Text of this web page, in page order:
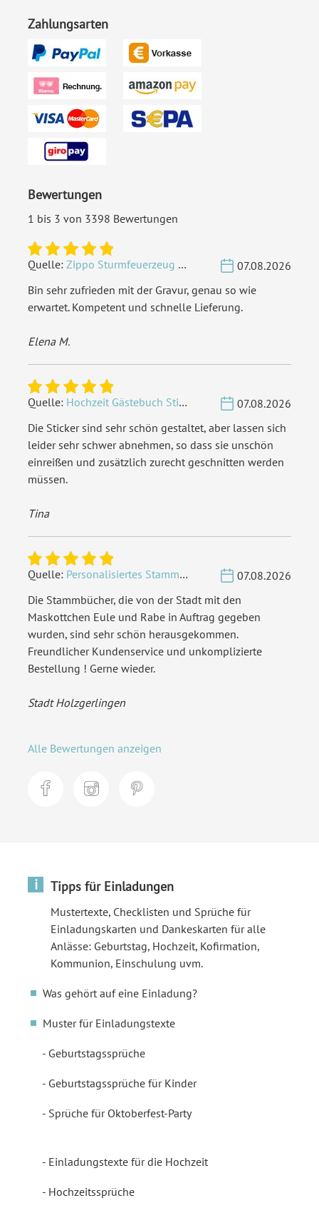
Zahlungsarten
Bewertungen
1 bis 3 von 3398 Bewertungen
Quelle: Zippo Sturmfeuerzeug Chrom - Verzierte Initialen
07.08.2026
Bin sehr zufrieden mit der Gravur, genau so wie
erwartet. Kompetent und schnelle Lieferung.
Elena M.
Quelle: Hochzeit Gästebuch Sticker 40 Fragen - Weiß
07.08.2026
Die Sticker sind sehr schön gestaltet, aber lassen sich
leider sehr schwer abnehmen, so dass sie unschön
einreißen und zusätzlich zurecht geschnitten werden
müssen.
Tina
Quelle: Personalisiertes Stammbuch - Eigene Gravurdatei hochladen
07.08.2026
Die Stammbücher, die von der Stadt mit den
Maskottchen Eule und Rabe in Auftrag gegeben
wurden, sind sehr schön herausgekommen.
Freundlicher Kundenservice und unkomplizierte
Bestellung ! Gerne wieder.
Stadt Holzgerlingen
Alle Bewertungen anzeigen
i Tipps für Einladungen
Mustertexte, Checklisten und Sprüche für
Einladungskarten und Dankeskarten für alle
Anlässe: Geburtstag, Hochzeit, Kofirmation,
Kommunion, Einschulung uvm.
Was gehört auf eine Einladung?
Muster für Einladungstexte
Geburtstagssprüche
Geburtstagssprüche für Kinder
Sprüche für Oktoberfest-Party
Einladungstexte für die Hochzeit
Hochzeitssprüche